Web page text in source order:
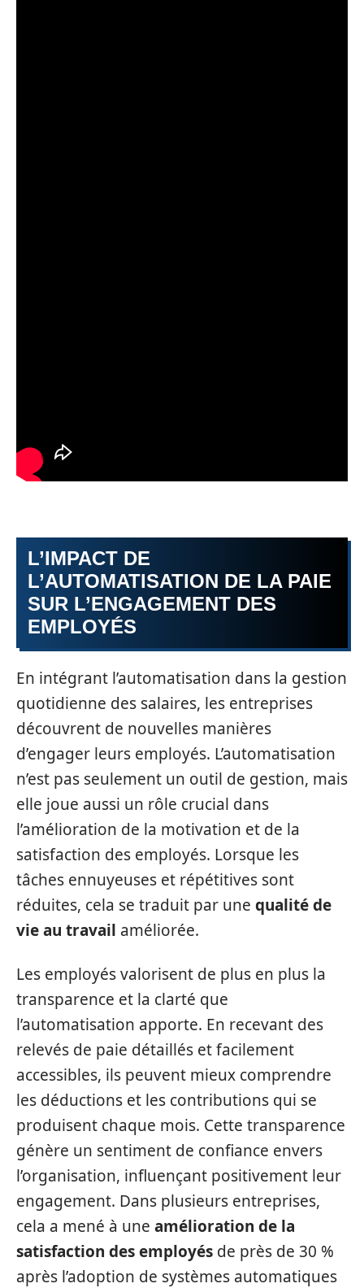
L’IMPACT DE
L’AUTOMATISATION DE LA PAIE
SUR L’ENGAGEMENT DES
EMPLOYÉS
En intégrant l’automatisation dans la gestion
quotidienne des salaires, les entreprises
découvrent de nouvelles manières
d’engager leurs employés. L’automatisation
n’est pas seulement un outil de gestion, mais
elle joue aussi un rôle crucial dans
l’amélioration de la motivation et de la
satisfaction des employés. Lorsque les
tâches ennuyeuses et répétitives sont
réduites, cela se traduit par une qualité de
vie au travail améliorée.
Les employés valorisent de plus en plus la
transparence et la clarté que
l’automatisation apporte. En recevant des
relevés de paie détaillés et facilement
accessibles, ils peuvent mieux comprendre
les déductions et les contributions qui se
produisent chaque mois. Cette transparence
génère un sentiment de confiance envers
l’organisation, influençant positivement leur
engagement. Dans plusieurs entreprises,
cela a mené à une amélioration de la
satisfaction des employés de près de 30 %
après l’adoption de systèmes automatiques